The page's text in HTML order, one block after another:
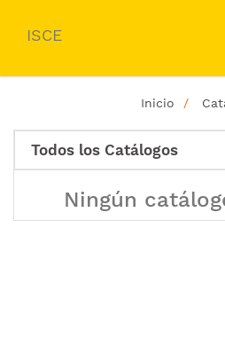
ISCE
Inicio
Todos los Catálogos
Ningún